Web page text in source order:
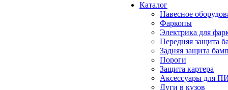
Каталог
Навесное
Фаркопы
Электрика для
Передняя защита
Задняя защита
Пороги
Защита картера
Аксессуары для
Дуги в кузов